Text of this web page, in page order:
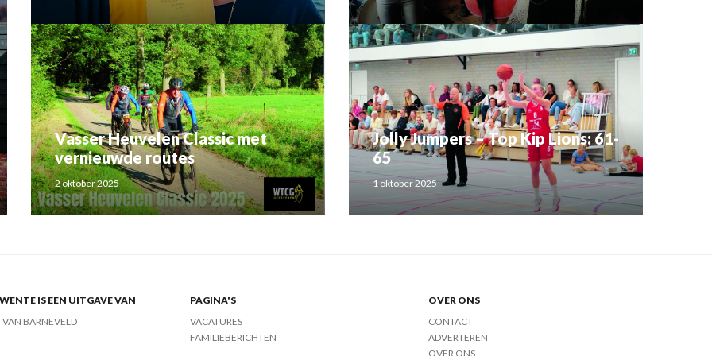
Rahma el Mouden
Vasser Heuvelen Classic met
vernieuwde routes
2 oktober 2025
Jolly Jumpers – Top Kip Lions: 61-
65
1 oktober 2025
IS EEN UITGAVE VAN
VAN BARNEVELD
PAGINA'S
VACATURES
FAMILIEBERICHTEN
OVER ONS
CONTACT
ADVERTEREN
OVER ONS